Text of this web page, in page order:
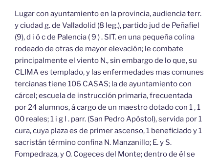
Lugar con ayuntamiento en la provincia, audiencia terr.
y ciudad g. de Valladolid (8 leg.), partido jud de Peñafiel
(9), d i ó c de Palencia ( 9 ) . SIT. en una pequeña colina
rodeado de otras de mayor elevación; le combate
principalmente el viento N., sin embargo de lo que, su
CLIMA es templado, y las enfermedades mas comunes
tercianas tiene 106 CASAS; la de ayuntamiento con
cárcel; escuela de instrucción primaria, frecuentada
por 24 alumnos, á cargo de un maestro dotado con 1 , 1
00 reales; 1 i g l . parr. (San Pedro Apóstol), servida por 1
cura, cuya plaza es de primer ascenso, 1 beneficiado y 1
sacristán término confina N. Manzanillo; E. y S.
Fompedraza, y O. Cogeces del Monte; dentro de él se